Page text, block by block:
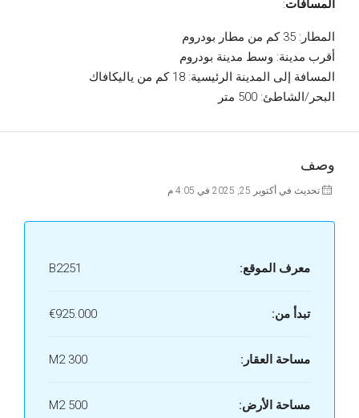
المسافات:
المطار: 35 كم من مطار بودروم
أقرب مدينة: وسط مدينة بودروم
المسافة إلى المدينة الرئيسية: 18 كم من ياليكافاك
البحر/الشاطئ: 500 متر
وصف
تحديث في أكتوبر 25, 2025 في 4:05 م
معرف الموقع: B2251
تبدأ من: €925.000
مساحة العقار: 300 M2
مساحة الأرض: 500 M2